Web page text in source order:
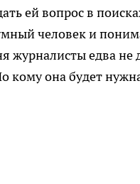
ей вопрос в
человек и
журналисты едва
кому она будет